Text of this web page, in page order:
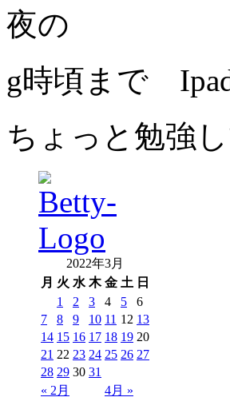
夜の
g時頃まで
ちょっと勉強
2022年3月
月 火 水 木 金 土 日
« 2月 4月 »
1 2 3 4 5
6
7
8 9 10 11 12 13
14 15 16 17 18 19 20
21 22 23 24 25 26 27
28 29 30 31